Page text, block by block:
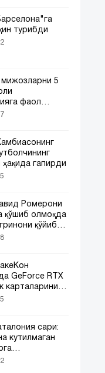
турибди
мижозларни 5
фаол
ҳақида гапирди
Ромерони
қўшиб олмоқда
қўйиб
тайёр
GeForce RTX
карталарини
нархда
сари:
кутилмаган